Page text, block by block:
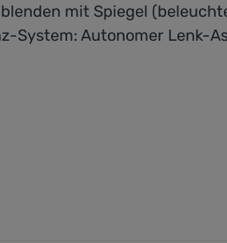
mit Spiegel
System: Autonomer Lenk-